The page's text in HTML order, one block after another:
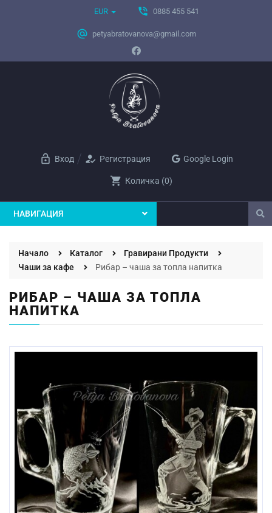
EUR phone_in_talk 0885 455 541
alternate_email petyabratovanova@gmail.com
lock_open Вход how_to_reg Регистрация Google Login
shopping_cart Количка (0)
НАВИГАЦИЯ
Начало Каталог
Гравирани Продукти
Чаши за кафе
Рибар – чаша за топла напитка
РИБАР – ЧАША ЗА ТОПЛА
НАПИТКА